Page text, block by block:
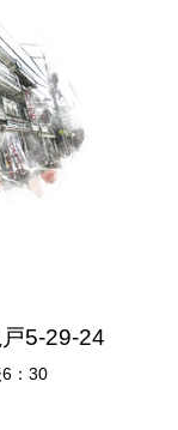
5-29-24
6：30